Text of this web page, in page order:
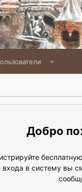
входа в систему вы